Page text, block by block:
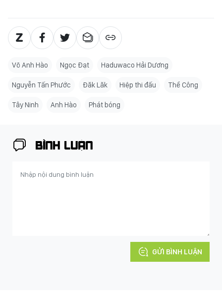
Võ Anh Hào Ngọc Đạt Haduwaco Hải Dương
Nguyễn Tấn Phước Đăk Lăk Hiệp thi đấu Thể Công
Tây Ninh Anh Hào Phát bóng
BÌNH LUẬN
GỬI BÌNH LUẬN